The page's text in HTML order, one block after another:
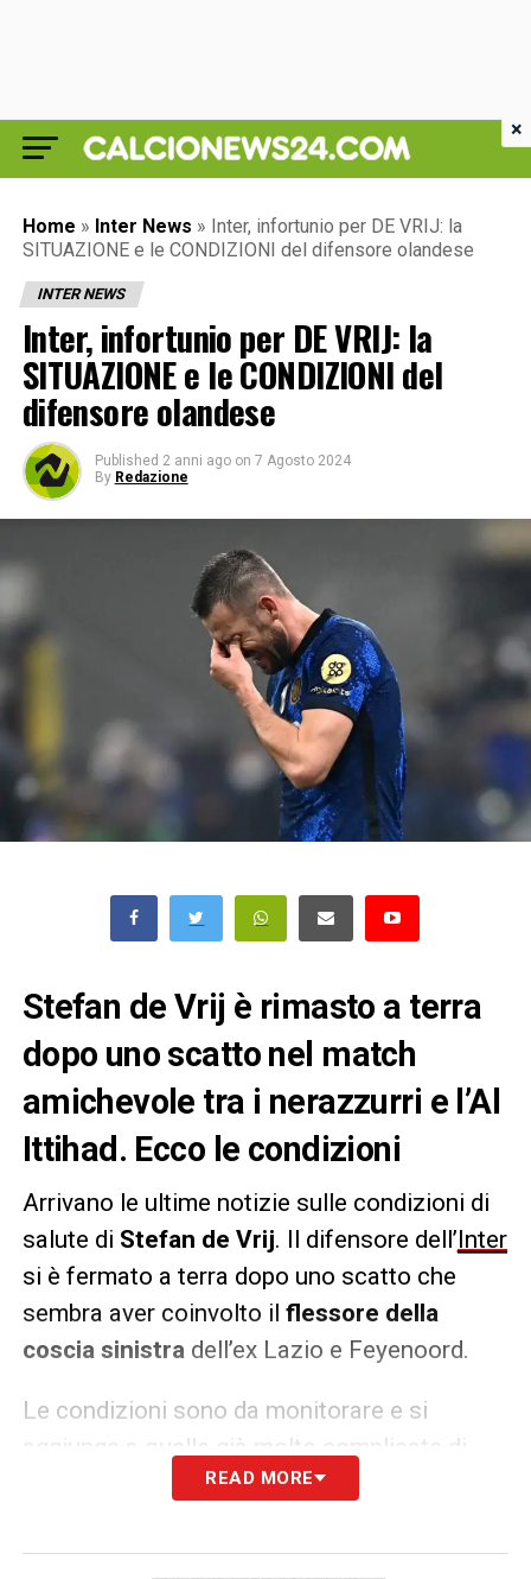
Home » Inter News » Inter, infortunio per DE VRIJ: la
SITUAZIONE e le CONDIZIONI del difensore olandese
INTER NEWS
Inter, infortunio per DE VRIJ: la
SITUAZIONE e le CONDIZIONI del
difensore olandese
Published 2 anni ago on 7 Agosto 2024
By Redazione
Stefan de Vrij è rimasto a terra
dopo uno scatto nel match
amichevole tra i nerazzurri e l’Al
Ittihad. Ecco le condizioni
Arrivano le ultime notizie sulle condizioni di
salute di Stefan de Vrij. Il difensore dell’Inter
si è fermato a terra dopo uno scatto che
sembra aver coinvolto il flessore della
coscia sinistra dell’ex Lazio e Feyenoord.
Le condizioni sono da monitorare e si
aggiunge a quelle già molto complicate di
Taremi, Ziekinski e Arnautovic.
LA PLAYLIST DELLE NOSTRE TOP NEWS
READ MORE
×